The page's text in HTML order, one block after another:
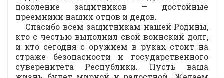
поколение защитников — достойные
преемники наших отцов и дедов.
Спасибо всем защитникам нашей Родины,
кто с честью выполнил свой воинский долг,
и кто сегодня с оружием в руках стоит на
страже безопасности и государственного
суверенитета Республики. Пусть ваша